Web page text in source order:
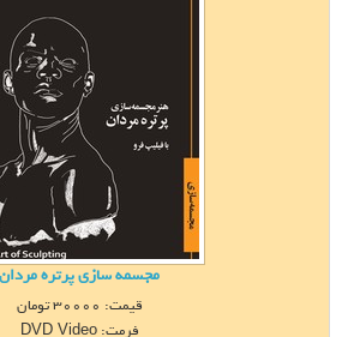
مجسمه‏ سازی پرتره مردان
قیمت: 30000تومان
فرمت:DVD Video